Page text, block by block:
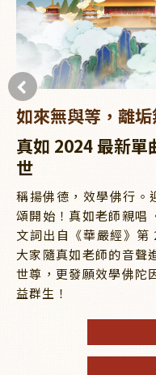
如來無與等，離垢
真如 2024 最新單
世
稱揚佛德，效學佛行。
頌開始！真如老師親唱
文詞出自《華嚴經》第
大家隨真如老師的音聲
世尊，更發願效學佛陀
益群生！